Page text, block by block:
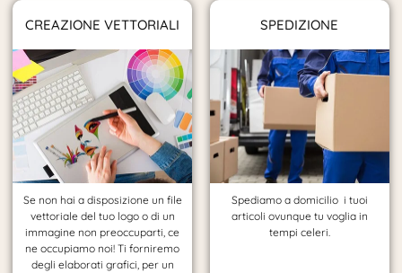
CREAZIONE VETTORIALI
Se non hai a disposizione un file
vettoriale del tuo logo o di un
immagine non preoccuparti, ce
ne occupiamo noi! Ti forniremo
degli elaborati grafici, per un
SPEDIZIONE
Spediamo a domicilio i tuoi
articoli ovunque tu voglia in
tempi celeri.